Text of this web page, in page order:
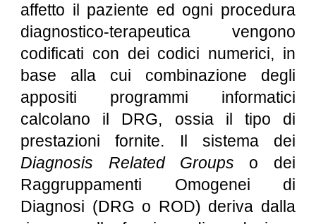
affetto il paziente ed ogni procedura
diagnostico-terapeutica vengono
codificati con dei codici numerici, in
base alla cui combinazione degli
appositi programmi informatici
calcolano il DRG, ossia il tipo di
prestazioni fornite. Il sistema dei
Diagnosis Related Groups o dei
Raggruppamenti Omogenei di
Diagnosi (DRG o ROD) deriva dalla